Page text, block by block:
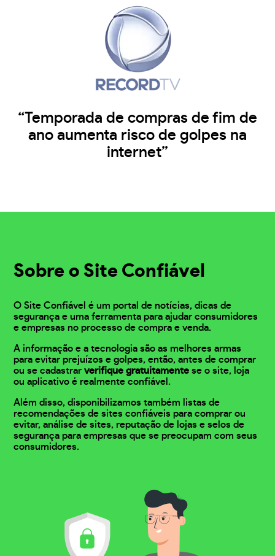
“Temporada de compras de fim de
ano aumenta risco de golpes na
internet”
Sobre o Site Confiável
O Site Confiável é um portal de notícias, dicas de
segurança e uma ferramenta para ajudar consumidores
e empresas no processo de compra e venda.
A informação e a tecnologia são as melhores armas
para evitar prejuízos e golpes, então, antes de comprar
ou se cadastrarverifique gratuitamente se o site, loja
ou aplicativo é realmente confiável.
Além disso, disponibilizamos também listas de
recomendações de sites confiáveis para comprar ou
evitar, análise de sites, reputação de lojas e selos de
segurança para empresas que se preocupam com seus
consumidores.